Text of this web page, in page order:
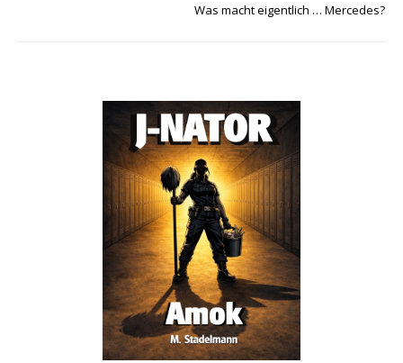
Was macht eigentlich … Mercedes?